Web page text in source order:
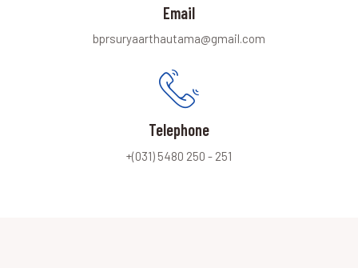
Email
bprsuryaarthautama@gmail.com
Telephone
+(031) 5480 250 - 251